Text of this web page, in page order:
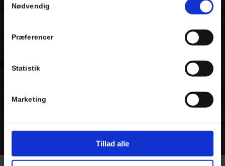
Nødvendig
Præferencer
Statistik
Marketing
Tillad alle